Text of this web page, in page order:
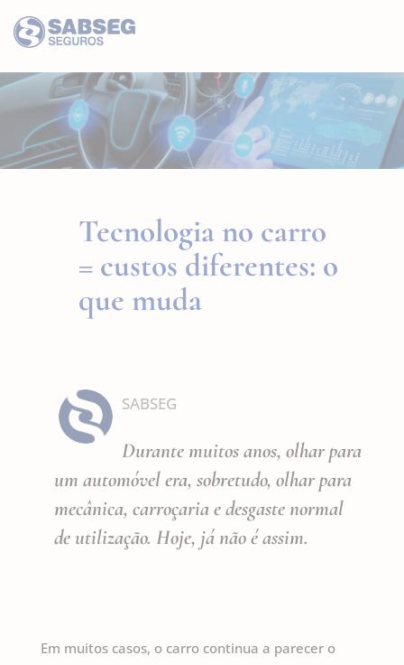
Tecnologia no carro
= custos diferentes: o
que muda
SABSEG
Durante muitos anos, olhar para
um automóvel era, sobretudo, olhar para
mecânica, carroçaria e desgaste normal
de utilização. Hoje, já não é assim.
Em muitos casos, o carro continua a parecer o